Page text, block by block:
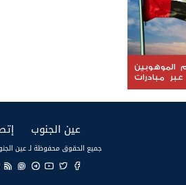
الموهوبين
مبادرات
عين الجنوب
جميع الحقوق محفوظة لـ عين الجنوب